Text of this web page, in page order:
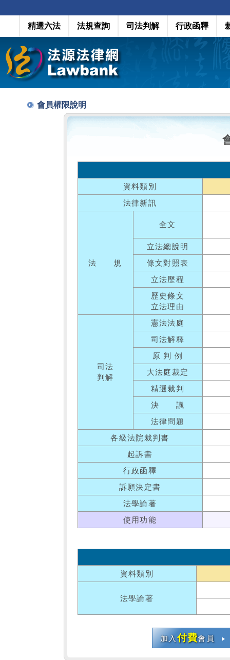
精選六法 法規查詢 司法判解 行政函釋
會員權限說明
資料類別
法律新訊
法 規
全文
立法總說明
條文對照表
立法歷程
歷史條文
立法理由
司法
判解
憲法法庭
司法解釋
原 判 例
大法庭裁定
精選裁判
決 議
法律問題
各級法院裁判書
起訴書
行政函釋
訴願決定書
法學論著
使用功能
資料類別
法學論著
加入付費會員